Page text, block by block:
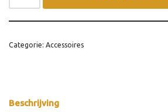
Categorie: Accessoires
Beschrijving